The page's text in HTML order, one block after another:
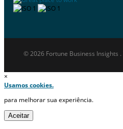
© 2026 Fortune Business Insights
×
Usamos cookies.
para melhorar sua experiência.
Aceitar